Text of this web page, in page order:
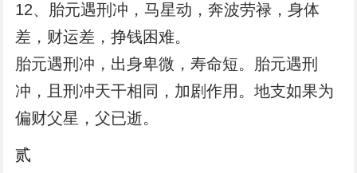
12、胎元遇刑冲，马星动，奔波劳禄，身体
差，财运差，挣钱困难。
胎元遇刑冲，出身卑微，寿命短。 胎元遇刑
冲，且刑冲天干相同，加剧作用。地支如果为
偏财父星，父已逝。
贰